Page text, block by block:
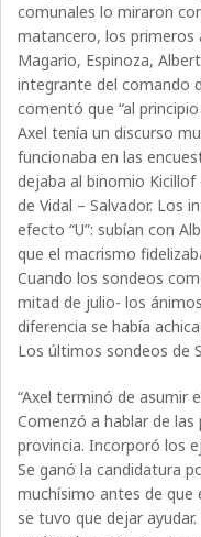
comunales lo miraron
matancero, los primeros
Magario, Espinoza,
integrante del comando
comentó que “al
Axel tenía un discurso
funcionaba en las
dejaba al binomio
de Vidal – Salvador. Los
efecto “U”: subían con
que el macrismo
Cuando los sondeos
mitad de julio- los
diferencia se había
Los últimos sondeos de
“Axel terminó de asumir
Comenzó a hablar de
provincia. Incorporó los
Se ganó la candidatura
muchísimo antes de que
se tuvo que dejar